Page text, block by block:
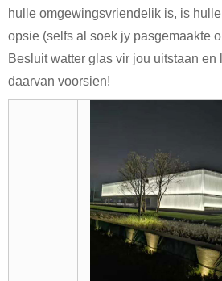
hulle omgewingsvriendelik is, is
opsie (selfs al soek jy pasgemaakte
Besluit watter glas vir jou uitstaan ​​en
daarvan voorsien!